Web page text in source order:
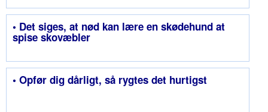
• Det siges, at nød kan lære en skødehund at
spise skovæbler
• Opfør dig dårligt, så rygtes det hurtigst